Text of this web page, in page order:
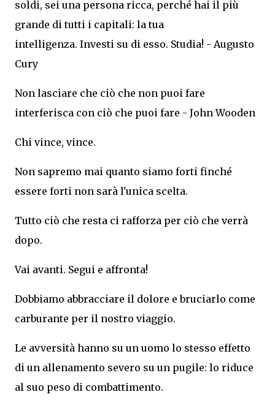
soldi, sei una persona ricca, perché hai il più
grande di tutti i capitali: la tua
intelligenza. Investi su di esso. Studia! - Augusto
Cury
Non lasciare che ciò che non puoi fare
interferisca con ciò che puoi fare - John Wooden
Chi vince, vince.
Non sapremo mai quanto siamo forti finché
essere forti non sarà l'unica scelta.
Tutto ciò che resta ci rafforza per ciò che verrà
dopo.
Vai avanti. Segui e affronta!
Dobbiamo abbracciare il dolore e bruciarlo come
carburante per il nostro viaggio.
Le avversità hanno su un uomo lo stesso effetto
di un allenamento severo su un pugile: lo riduce
al suo peso di combattimento.